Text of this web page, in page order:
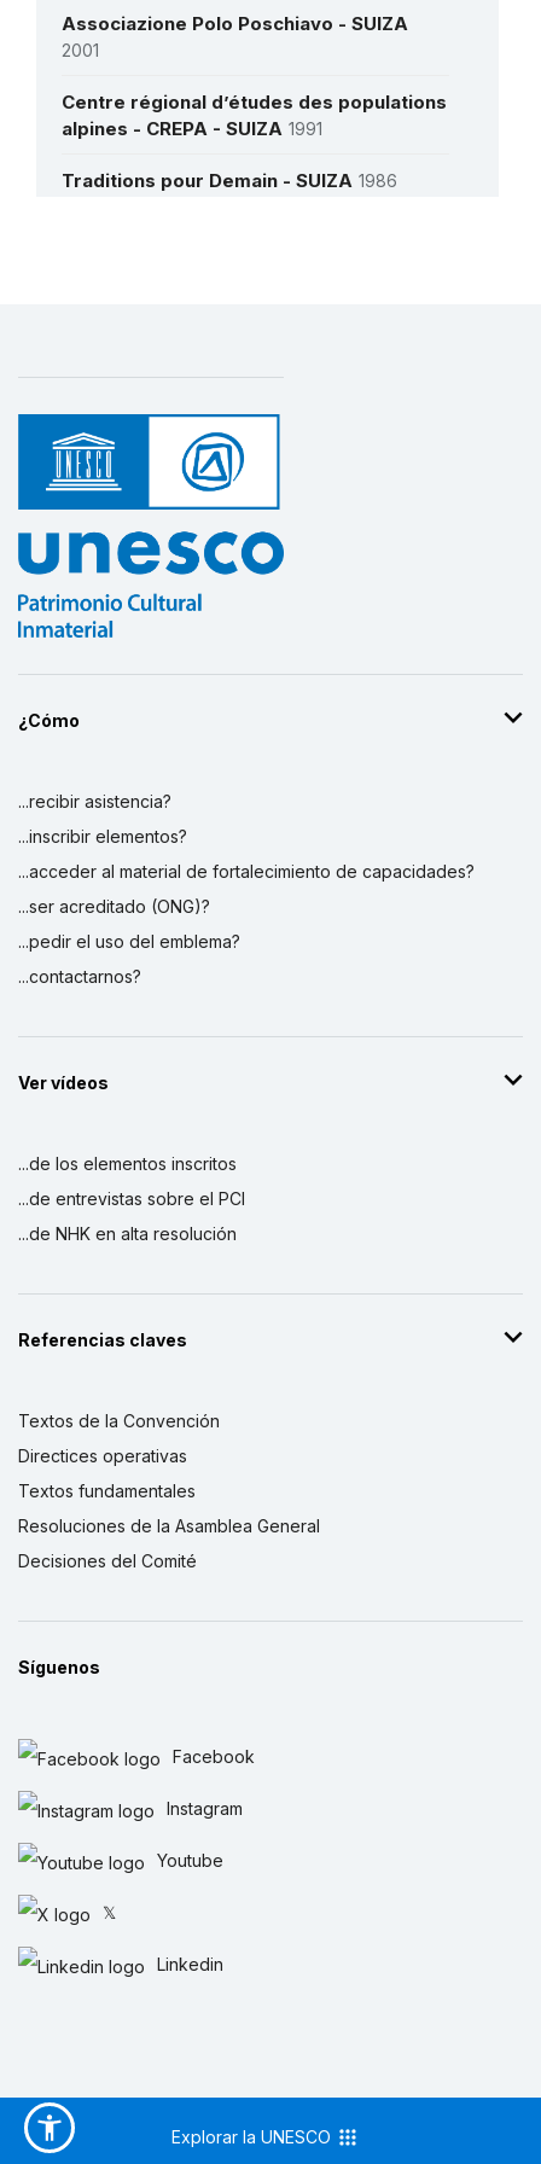
Associazione Polo Poschiavo - SUIZA
2001
Centre régional d’études des populations
alpines - CREPA - SUIZA 1991
Traditions pour Demain - SUIZA 1986
¿Cómo
...recibir asistencia?
...inscribir elementos?
...acceder al material de fortalecimiento de capacidades?
...ser acreditado (ONG)?
...pedir el uso del emblema?
...contactarnos?
Ver vídeos
...de los elementos inscritos
...de entrevistas sobre el PCI
...de NHK en alta resolución
Referencias claves
Textos de la Convención
Directices operativas
Textos fundamentales
Resoluciones de la Asamblea General
Decisiones del Comité
Síguenos
Facebook
Instagram
Youtube
𝕏
Linkedin
Explorar la UNESCO